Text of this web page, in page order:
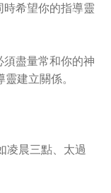
時希望你的指導靈
須盡量常和你的神
建立關係。
凌晨三點、太過